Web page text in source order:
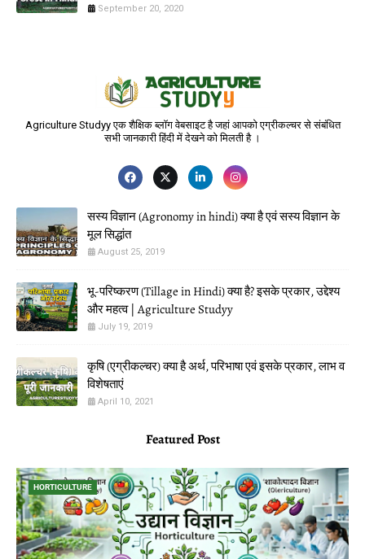
September 20, 2020
Agriculture Studyy एक शैक्षिक ब्लॉग वेबसाइट है जहां आपको एग्रीकल्चर से संबंधित
सभी जानकारी हिंदी में देखने को मिलती है ।
सस्य विज्ञान (Agronomy in hindi) क्या है एवं सस्य विज्ञान के
मूल सिद्धांत
August 25, 2019
भू-परिष्करण (Tillage in Hindi) क्या है? इसके प्रकार, उद्देश्य
और महत्व | Agriculture Studyy
July 19, 2019
कृषि (एग्रीकल्चर) क्या है अर्थ, परिभाषा एवं इसके प्रकार, लाभ व
विशेषताएं
April 10, 2021
Featured Post
HORTICULTURE